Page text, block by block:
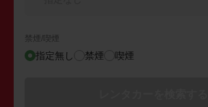
禁煙/喫煙
指定無し 禁煙 喫煙